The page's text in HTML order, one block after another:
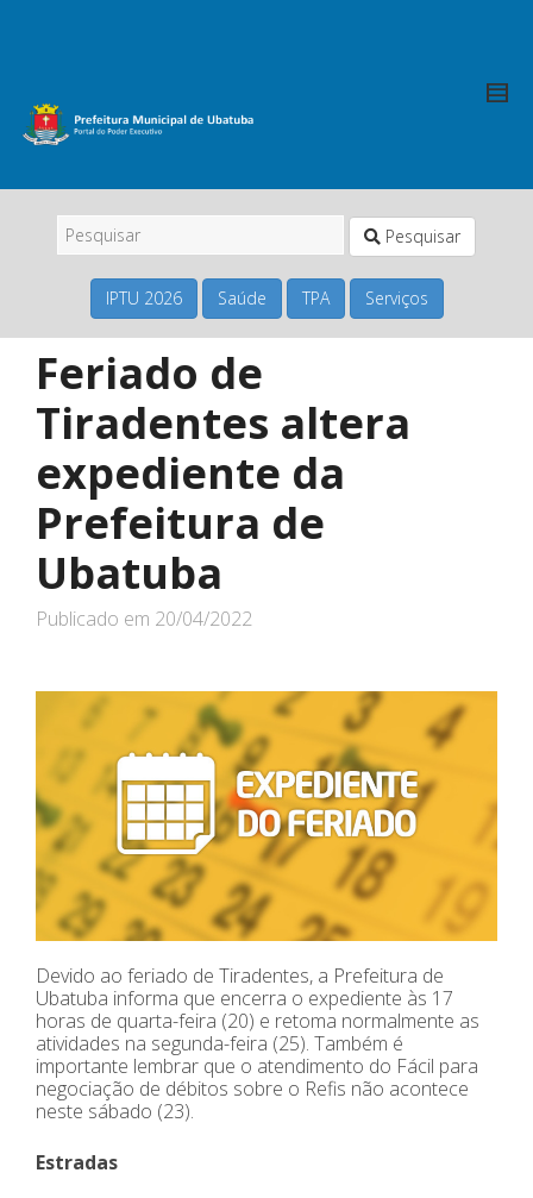
Pesquisar
IPTU 2026 Saúde TPA Serviços
Feriado de
Tiradentes altera
expediente da
Prefeitura de
Ubatuba
Publicado em 20/04/2022
Devido ao feriado de Tiradentes, a Prefeitura de
Ubatuba informa que encerra o expediente às 17
horas de quarta-feira (20) e retoma normalmente as
atividades na segunda-feira (25). Também é
importante lembrar que o atendimento do Fácil para
negociação de débitos sobre o Refis não acontece
neste sábado (23).
Estradas